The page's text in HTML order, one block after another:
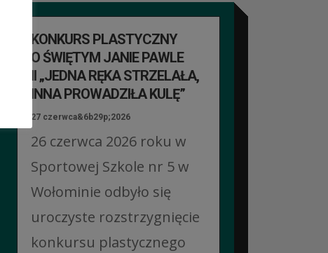
KONKURS PLASTYCZNY
O ŚWIĘTYM JANIE PAWLE
II „JEDNA RĘKA STRZELAŁA,
INNA PROWADZIŁA KULĘ”
27 czerwca&6b29p;2026
26 czerwca 2026 roku w
Sportowej Szkole nr 5 w
Wołominie odbyło się
uroczyste rozstrzygnięcie
konkursu plastycznego